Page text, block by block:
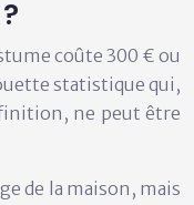
coûte 300 € ou
statistique qui,
ne peut être
de la maison, mais